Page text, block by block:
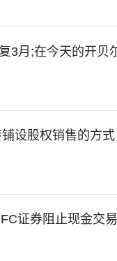
3月;在今天的开贝
设股权销售的方
证券阻止现金交